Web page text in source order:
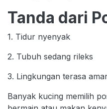
Tanda dari
1. Tidur nyenyak
2. Tubuh sedang rileks
3. Lingkungan terasa
Banyak kucing memilih